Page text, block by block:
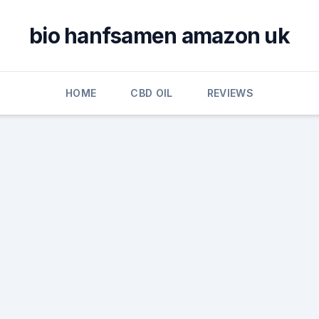
bio hanfsamen amazon uk
HOME CBD OIL REVIEWS